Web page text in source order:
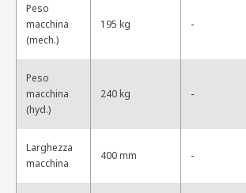
Peso
macchina
(mech.)
195 kg -
Peso
macchina
(hyd.)
240 kg -
Larghezza
macchina
400 mm -